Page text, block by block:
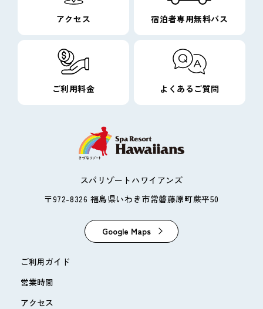
アクセス 宿泊者専用無料バス
ご利用料金 よくあるご質問
スパリゾートハワイアンズ
〒972-8326 福島県いわき市常磐藤原町蕨平50
Google Maps
ご利用ガイド
営業時間
アクセス